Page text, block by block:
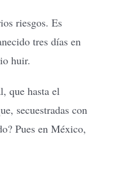
riesgos. Es
tres días en
huir.
que hasta el
secuestradas con
Pues en México,